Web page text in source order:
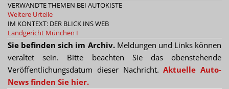
VERWANDTE THEMEN BEI AUTOKISTE
Weitere Urteile
IM KONTEXT: DER BLICK INS WEB
Landgericht München I
Sie befinden sich im Archiv.Meldungen und Links können
veraltet sein. Bitte beachten Sie das obenstehende
Veröffentlichungsdatum dieser Nachricht.Aktuelle Auto-
News finden Sie hier.